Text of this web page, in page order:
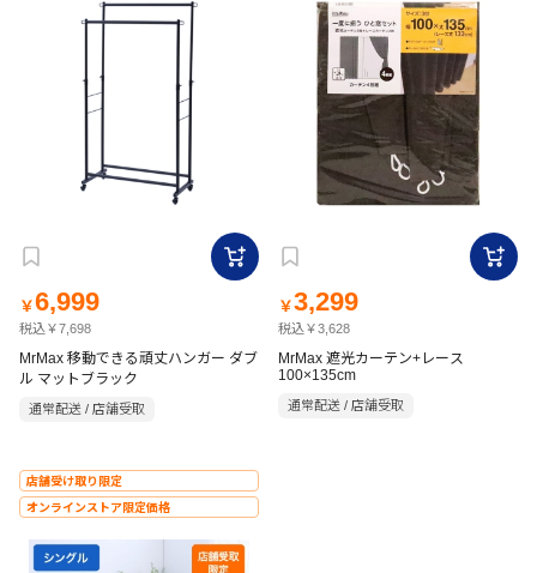
￥6,999
税込￥7,698
MrMax 移動できる頑丈ハンガー ダブ
ル マットブラック
通常配送 / 店舗受取
￥3,299
税込￥3,628
MrMax 遮光カーテン+レース
100×135cm
通常配送 / 店舗受取
店舗受け取り限定
オンラインストア限定価格